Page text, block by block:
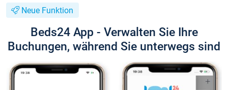
Neue Funktion
Beds24 App - Verwalten Sie Ihre
Buchungen, während Sie unterwegs sind